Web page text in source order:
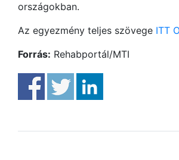
országokban.
Az egyezmény teljes szövege ITT
Forrás: Rehabportál/MTI